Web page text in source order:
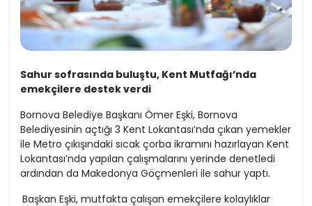
Sahur sofrasında buluştu, Kent Mutfağı’nda
emekçilere destek verdi
Bornova Belediye Başkanı Ömer Eşki, Bornova
Belediyesinin açtığı 3 Kent Lokantası’nda çıkan yemekler
ile Metro çıkışındaki sıcak çorba ikramını hazırlayan Kent
Lokantası’nda yapılan çalışmalarını yerinde denetledi
ardından da Makedonya Göçmenleri ile sahur yaptı.
Başkan Eşki, mutfakta çalışan emekçilere kolaylıklar